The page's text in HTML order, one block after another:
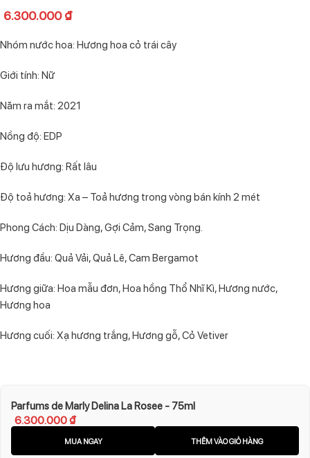
6.300.000₫
Nhóm nước hoa: Hương hoa cỏ trái cây
Giới tính: Nữ
Năm ra mắt: 2021
Nồng độ: EDP
Độ lưu hương: Rất lâu
Độ toả hương: Xa – Toả hương trong vòng bán kính 2 mét
Phong Cách: Dịu Dàng, Gợi Cảm, Sang Trọng.
Hương đầu: Quả Vải, Quả Lê, Cam Bergamot
Hương giữa: Hoa mẫu đơn, Hoa hồng Thổ Nhĩ Kì, Hương nước,
Hương hoa
Hương cuối: Xạ hương trắng, Hương gỗ, Cỏ Vetiver
Parfums de Marly Delina La Rosee - 75ml
6.300.000₫
MUA NGAY THÊM VÀO GIỎ HÀNG